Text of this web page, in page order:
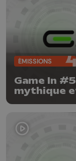
ÉMISSIONS
Game In
mythique